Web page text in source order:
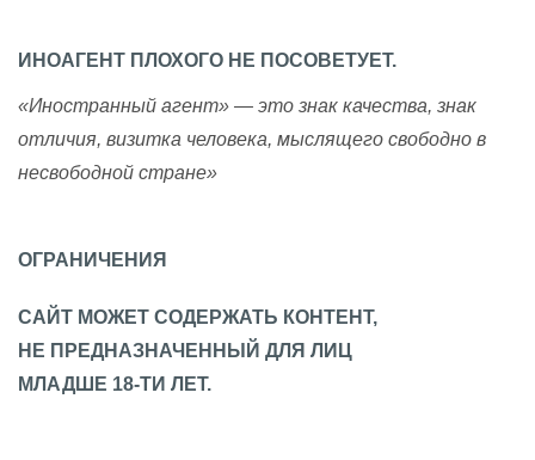
ИНОАГЕНТ ПЛОХОГО НЕ ПОСОВЕТУЕТ.
«Иностранный агент» — это знак качества, знак
отличия, визитка человека, мыслящего свободно в
несвободной стране»
ОГРАНИЧЕНИЯ
САЙТ МОЖЕТ СОДЕРЖАТЬ КОНТЕНТ,
НЕ ПРЕДНАЗНАЧЕННЫЙ ДЛЯ ЛИЦ
МЛАДШЕ 18-ТИ ЛЕТ.